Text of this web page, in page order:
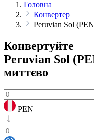
Головна
Конвертер
Peruvian Sol
Конвертуйте
Peruvian Sol
миттєво
PEN